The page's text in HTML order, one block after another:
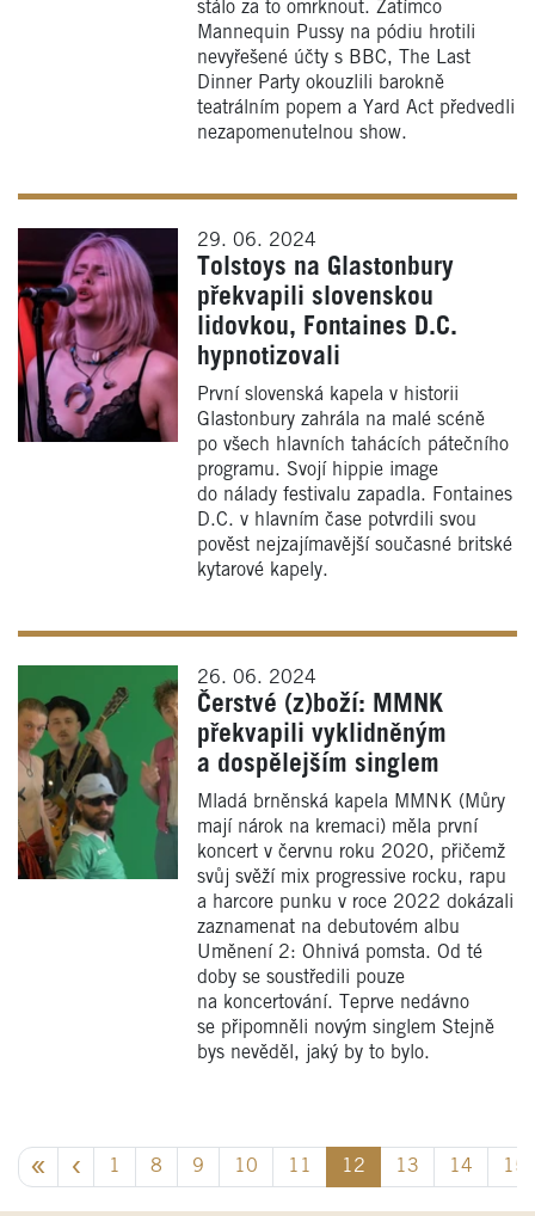
stálo za to omrknout. Zatímco
Mannequin Pussy na pódiu hrotili
nevyřešené účty s BBC, The Last
Dinner Party okouzlili barokně
teatrálním popem a Yard Act předvedli
nezapomenutelnou show.
29. 06. 2024
Tolstoys na Glastonbury
překvapili slovenskou
lidovkou, Fontaines D.C.
hypnotizovali
První slovenská kapela v historii
Glastonbury zahrála na malé scéně
po všech hlavních tahácích pátečního
programu. Svojí hippie image
do nálady festivalu zapadla. Fontaines
D.C. v hlavním čase potvrdili svou
pověst nejzajímavější současné britské
kytarové kapely.
26. 06. 2024
Čerstvé (z)boží: MMNK
překvapili vyklidněným
a dospělejším singlem
Mladá brněnská kapela MMNK (Můry
mají nárok na kremaci) měla první
koncert v červnu roku 2020, přičemž
svůj svěží mix progressive rocku, rapu
a harcore punku v roce 2022 dokázali
zaznamenat na debutovém albu
Uměnení 2: Ohnivá pomsta. Od té
doby se soustředili pouze
na koncertování. Teprve nedávno
se připomněli novým singlem Stejně
bys nevěděl, jaký by to bylo.
1 8 9 10 11 12 13 14 15